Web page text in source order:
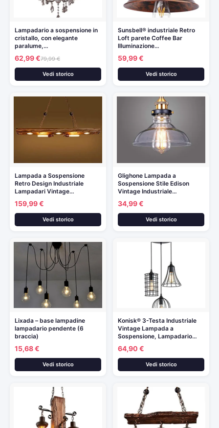
Lampadario a sospensione in
cristallo, con elegante
paralume,…
62,99 €79,99 €
Vedi storico
Sunsbell® industriale Retro
Loft parete Coffee Bar
Illuminazione…
59,99 €
Vedi storico
Lampada a Sospensione
Retro Design Industriale
Lampadari Vintage…
159,99 €
Vedi storico
Glighone Lampada a
Sospensione Stile Edison
Vintage Industriale…
34,99 €
Vedi storico
Lixada – base lampadine
lampadario pendente (6
braccia)
15,68 €
Vedi storico
Konisk® 3-Testa Industriale
Vintage Lampada a
Sospensione, Lampadario…
64,90 €
Vedi storico